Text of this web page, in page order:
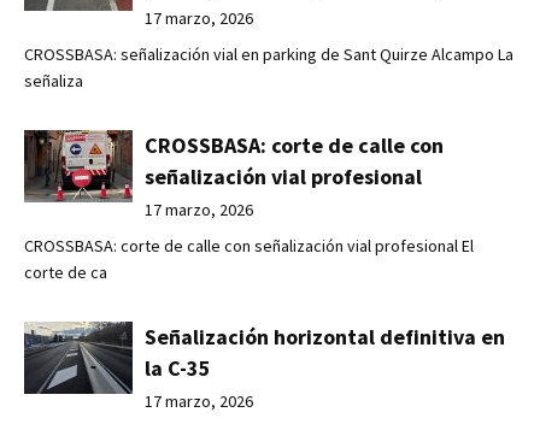
17 marzo, 2026
CROSSBASA: señalización vial en parking de Sant Quirze Alcampo La
señaliza
CROSSBASA: corte de calle con
señalización vial profesional
17 marzo, 2026
CROSSBASA: corte de calle con señalización vial profesional El
corte de ca
Señalización horizontal definitiva en
la C-35
17 marzo, 2026